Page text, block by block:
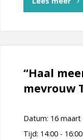
en
“Haal
mevrouw
Datum: 16 maart
Tijd: 14:00 - 16:00